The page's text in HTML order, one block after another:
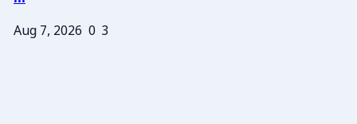
Aug 7, 2026 0 3